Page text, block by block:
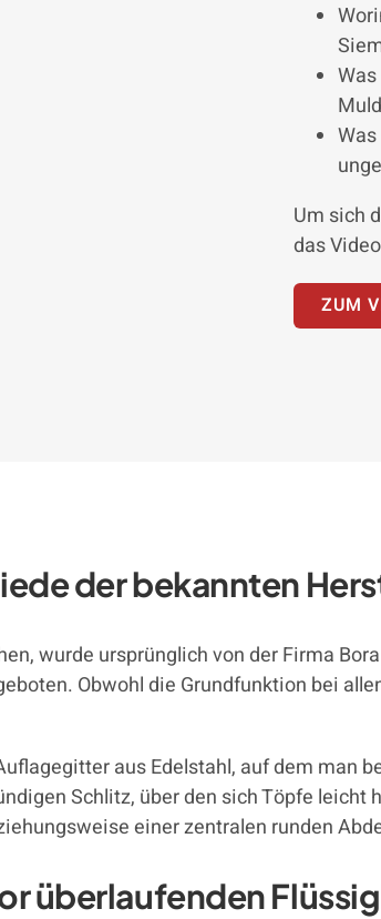
Um sich
das
ZUM
der bekannten
wurde ursprünglich von der Firma
Obwohl die Grundfunktion bei
aus Edelstahl, auf dem man
Schlitz, über den sich Töpfe leicht
einer zentralen runden
überlaufenden